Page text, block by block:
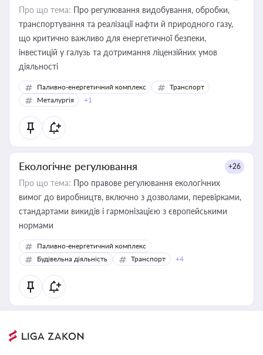
Про що тема: Про регулювання видобування, обробки,
транспортування та реалізації нафти й природного газу,
що критично важливо для енергетичної безпеки,
інвестицій у галузь та дотримання ліцензійних умов
діяльності
Паливно-енергетичний комплекс
Транспорт
Металургія
+1
Екологічне регулювання +26
Про що тема: Про правове регулювання екологічних
вимог до виробництв, включно з дозволами, перевірками,
стандартами викидів і гармонізацією з європейськими
нормами
Паливно-енергетичний комплекс
Будівельна діяльність
Транспорт +4